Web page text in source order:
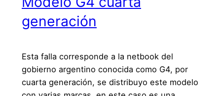
generación
Esta falla corresponde a la netbook del
gobierno argentino conocida como G4, por
cuarta generación, se distribuyo este modelo